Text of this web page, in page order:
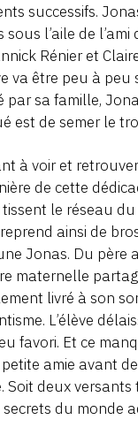
successifs.
l’aile de
Rénier et
va être peu à
sa famille,
est de semer le
à voir et
de cette
le réseau
ainsi de
Jonas. Du père
maternelle
livré à son
L’élève
favori. Et ce
amie avant
deux
du monde